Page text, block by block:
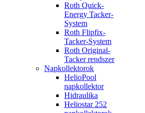
Roth Quick-
Energy Tacker-
System
Roth Flipfix-
Tacker-System
Roth Original-
Tacker rendszer
Napkollektorok
HelioPool
napkollektor
Hidraulika
Heliostar 252